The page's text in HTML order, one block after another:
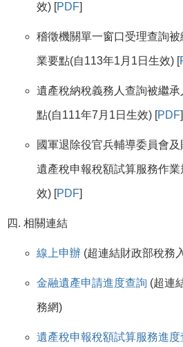
效) [PDF]
稽徵機關單一窗口受理查詢
業要點(自113年1月1日生效) [
遺產稅納稅義務人查詢被繼
點(自111年7月1日生效) [PDF]
國軍退除役官兵輔導委員會
遺產稅申報稅額試算服務作
效) [PDF]
相關連結
線上申辦 (超連結財政部稅務
金融遺產申請進度查詢 (超連
務網)
遺產稅申報稅額試算服務進度